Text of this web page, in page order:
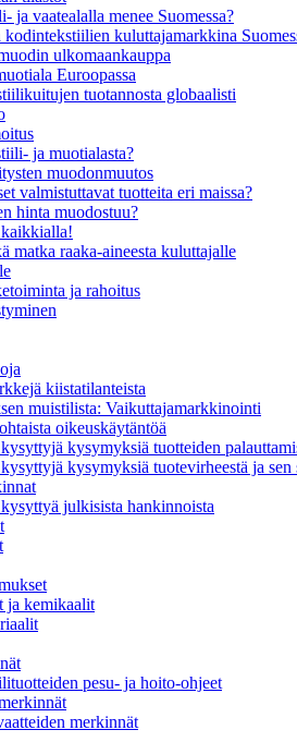
ja vaatealalla menee Suomessa?
kodintekstiilien kuluttajamarkkina
ulkomaankauppa
Euroopassa
tuotannosta globaalisti
ja muotialasta?
muodonmuutos
valmistuttavat tuotteita eri maissa?
hinta muodostuu?
matka raaka-aineesta kuluttajalle
ja rahoitus
kiistatilanteista
muistilista: Vaikuttaja­markkinointi
oikeuskäytäntöä
kysymyksiä tuotteiden
kysymyksiä tuotevirheestä ja sen
julkisista hankinnoista
ja kemikaalit
pesu- ja hoito-ohjeet
merkinnät